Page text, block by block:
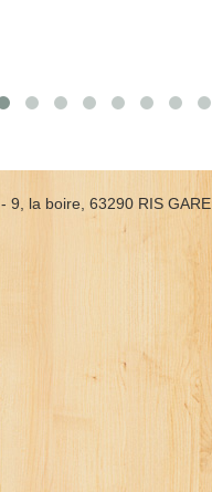
- 9, la boire, 63290 RIS GARE